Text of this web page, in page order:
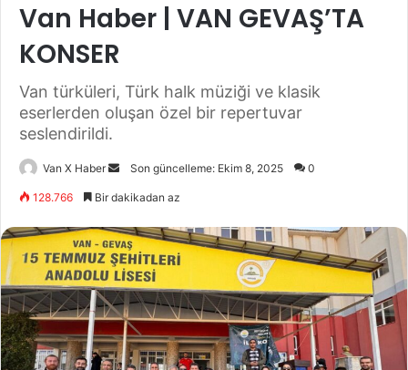
Van Haber | VAN GEVAŞ’TA
KONSER
Van türküleri, Türk halk müziği ve klasik
eserlerden oluşan özel bir repertuvar
seslendirildi.
Van X Haber
Bir
göndermek
Son güncelleme: Ekim 8, 2025 0
128.766 Bir dakikadan az